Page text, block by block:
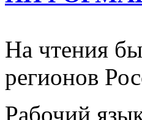
На чтения
регионов
Рабочий